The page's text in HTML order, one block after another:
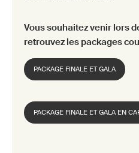
Vous souhaitez venir lors
retrouvez les packages
PACKAGE FINALE ET GALA
PACKAGE FINALE ET GALA EN